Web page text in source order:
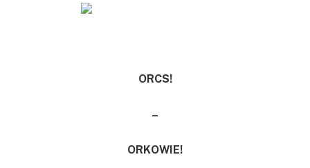
ORCS!
–
ORKOWIE!